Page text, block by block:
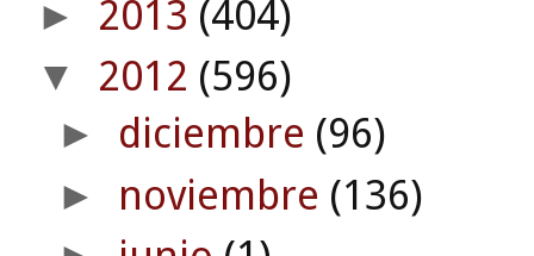
► 2013 (404)
▼ 2012 (596)
► diciembre (96)
► noviembre (136)